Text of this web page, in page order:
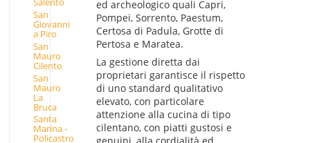
San
Giovanni
a Piro
San
Mauro
Cilento
San
Mauro
La
Bruca
Santa
Marina -
Policastro
ed archeologico quali Capri,
Pompei, Sorrento, Paestum,
Certosa di Padula, Grotte di
Pertosa e Maratea.
La gestione diretta dai
proprietari garantisce il rispetto
di uno standard qualitativo
elevato, con particolare
attenzione alla cucina di tipo
cilentano, con piatti gustosi e